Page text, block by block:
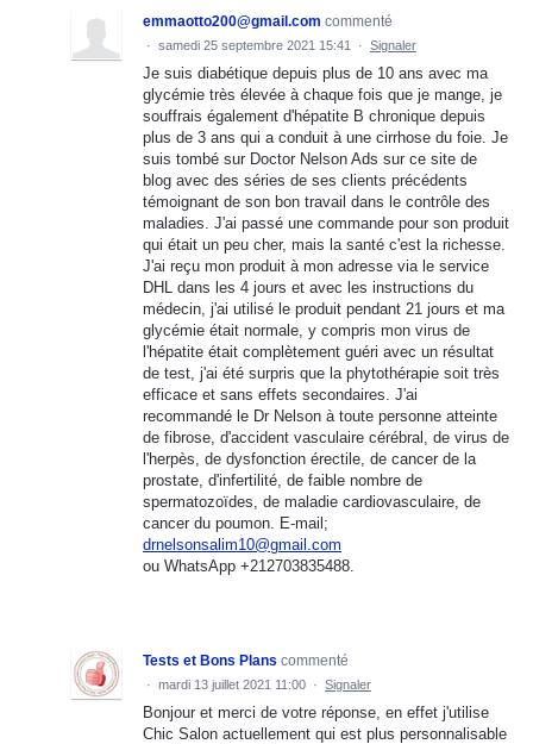
emmaotto200@gmail.com commenté
· samedi 25 septembre 2021 15:41 · Signaler
Je suis diabétique depuis plus de 10 ans avec ma
glycémie très élevée à chaque fois que je mange, je
souffrais également d'hépatite B chronique depuis
plus de 3 ans qui a conduit à une cirrhose du foie. Je
suis tombé sur Doctor Nelson Ads sur ce site de
blog avec des séries de ses clients précédents
témoignant de son bon travail dans le contrôle des
maladies. J'ai passé une commande pour son produit
qui était un peu cher, mais la santé c'est la richesse.
J'ai reçu mon produit à mon adresse via le service
DHL dans les 4 jours et avec les instructions du
médecin, j'ai utilisé le produit pendant 21 jours et ma
glycémie était normale, y compris mon virus de
l'hépatite était complètement guéri avec un résultat
de test, j'ai été surpris que la phytothérapie soit très
efficace et sans effets secondaires. J'ai
recommandé le Dr Nelson à toute personne atteinte
de fibrose, d'accident vasculaire cérébral, de virus de
l'herpès, de dysfonction érectile, de cancer de la
prostate, d'infertilité, de faible nombre de
spermatozoïdes, de maladie cardiovasculaire, de
cancer du poumon. E-mail;
drnelsonsalim10@gmail.com
ou WhatsApp +212703835488.
Tests et Bons Plans commenté
· mardi 13 juillet 2021 11:00 · Signaler
Bonjour et merci de votre réponse, en effet j'utilise
Chic Salon actuellement qui est plus personnalisable